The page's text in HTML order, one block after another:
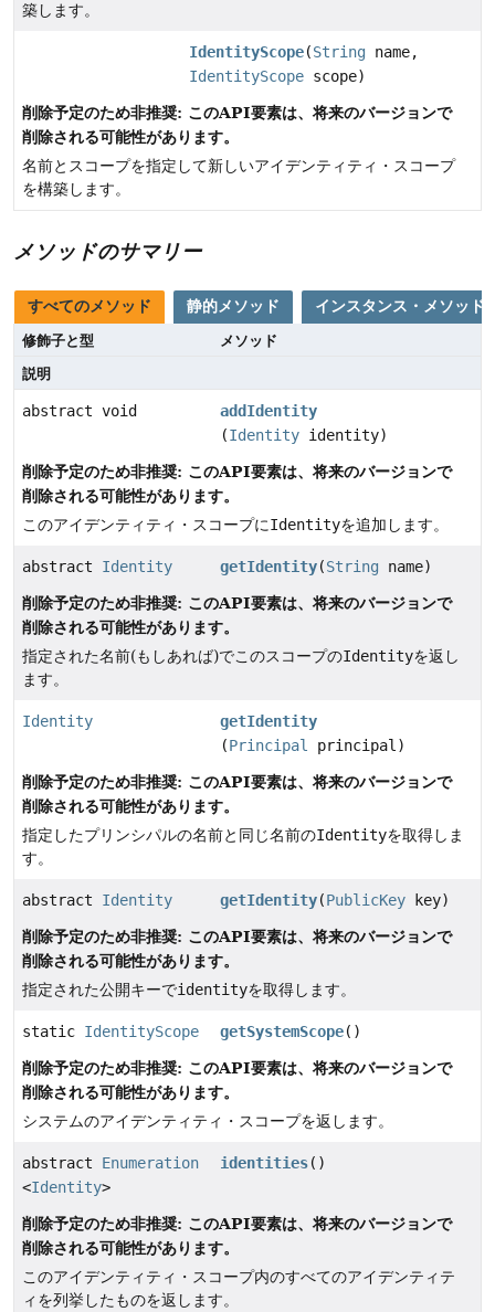
築します。
IdentityScope(Stringname,
IdentityScopescope)
削除予定のため非推奨: このAPI要素は、将来のバージョンで
削除される可能性があります。
名前とスコープを指定して新しいアイデンティティ・スコープ
を構築します。
メソッドのサマリー
すべてのメソッド 静的メソッド インスタンス・メソッド
修飾子と型
メソッド
説明
abstract void
addIdentity
(Identity identity)
削除予定のため非推奨: このAPI要素は、将来のバージョンで
削除される可能性があります。
このアイデンティティ・スコープにIdentityを追加します。
abstract Identity getIdentity(String name)
削除予定のため非推奨: このAPI要素は、将来のバージョンで
削除される可能性があります。
指定された名前(もしあれば)でこのスコープのIdentityを返し
ます。
Identity
getIdentity
(Principal principal)
削除予定のため非推奨: このAPI要素は、将来のバージョンで
削除される可能性があります。
指定したプリンシパルの名前と同じ名前のIdentityを取得しま
す。
abstract Identity getIdentity(PublicKey key)
削除予定のため非推奨: このAPI要素は、将来のバージョンで
削除される可能性があります。
指定された公開キーでidentityを取得します。
static IdentityScope getSystemScope()
削除予定のため非推奨: このAPI要素は、将来のバージョンで
削除される可能性があります。
システムのアイデンティティ・スコープを返します。
abstract Enumeration
<Identity>
identities()
削除予定のため非推奨: このAPI要素は、将来のバージョンで
削除される可能性があります。
このアイデンティティ・スコープ内のすべてのアイデンティテ
ィを列挙したものを返します。